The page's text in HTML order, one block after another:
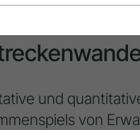
im
und
von